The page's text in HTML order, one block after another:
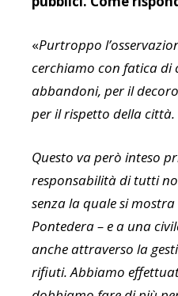
«Purtroppo
cerchiamo con fatica di
abbandoni, per il
per il rispetto della città.
Questo va però inteso
responsabilità di tutti
senza la quale si
Pontedera – e a una
anche attraverso la
rifiuti. Abbiamo